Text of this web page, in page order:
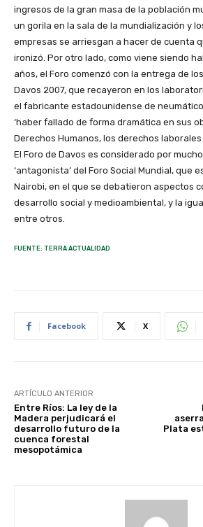
ingresos de la gran masa de la población
un gorila en la sala de la mundialización y
empresas se arriesgan a hacer de cuenta
ironizó. Por otro lado, como viene siendo
años, el Foro comenzó con la entrega de los
Davos 2007, que recayeron en los
el fabricante estadounidense de
‘haber fallado de forma dramática en sus
Derechos Humanos, los derechos laborales
El Foro de Davos es considerado por
‘antagonista’ del Foro Social Mundial, que
Nairobi, en el que se debatieron aspectos
desarrollo social y medioambiental, y la
entre otros.
FUENTE: TERRA ACTUALIDAD
Facebook X
ARTÍCULO ANTERIOR
Entre Ríos: La ley de la
Madera perjudicará el
desarrollo futuro de la
cuenca forestal
mesopotámica
Plata